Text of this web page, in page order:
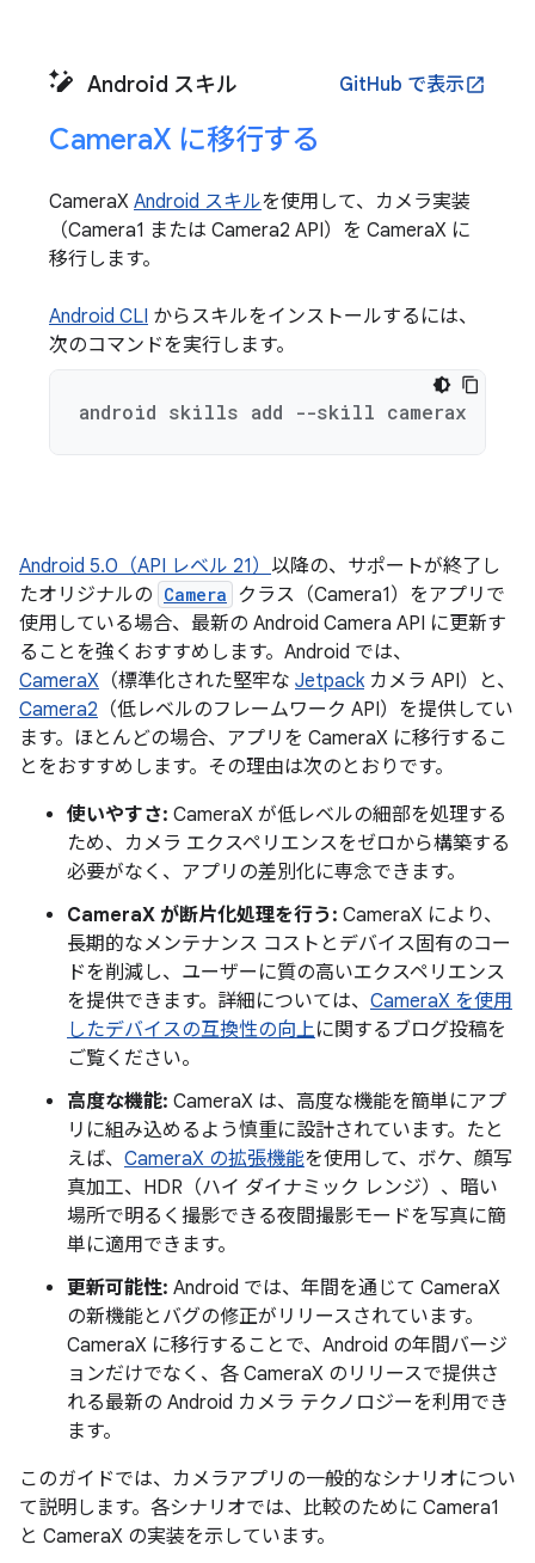
Android スキル GitHub で表示open_in_new
CameraX に移行する
CameraX Android スキルを使用して、カメラ実装
（Camera1 または Camera2 API）を CameraX に
移行します。
Android CLI からスキルをインストールするには、
次のコマンドを実行します。
android skills add --skill camerax
Android 5.0（API レベル 21） 以降の、サポートが終了し
たオリジナルの Camera
クラス（Camera1）をアプリで
使用している場合、最新の Android Camera API に更新す
ることを強くおすすめします。Android では、
CameraX （標準化された堅牢な Jetpackカメラ API）と、
Camera2 （低レベルのフレームワーク API）を提供してい
ます。ほとんどの場合、アプリを CameraX に移行するこ
とをおすすめします。その理由は次のとおりです。
使いやすさ: CameraX が低レベルの細部を処理する
ため、カメラ エクスペリエンスをゼロから構築する
必要がなく、アプリの差別化に専念できます。
CameraX が断片化処理を行う: CameraX により、
長期的なメンテナンス コストとデバイス固有のコー
ドを削減し、ユーザーに質の高いエクスペリエンス
を提供できます。詳細については、 CameraX を使用
したデバイスの互換性の向上に関するブログ投稿を
ご覧ください。
高度な機能: CameraX は、高度な機能を簡単にアプ
リに組み込めるよう慎重に設計されています。たと
えば、 CameraX の拡張機能を使用して、ボケ、顔写
真加工、HDR（ハイ ダイナミック レンジ）、暗い
場所で明るく撮影できる夜間撮影モードを写真に簡
単に適用できます。
更新可能性: Android では、年間を通じて CameraX
の新機能とバグの修正がリリースされています。
CameraX に移行することで、Android の年間バージ
ョンだけでなく、各 CameraX のリリースで提供さ
れる最新の Android カメラ テクノロジーを利用でき
ます。
このガイドでは、カメラアプリの一般的なシナリオについ
て説明します。各シナリオでは、比較のために Camera1
と CameraX の実装を示しています。